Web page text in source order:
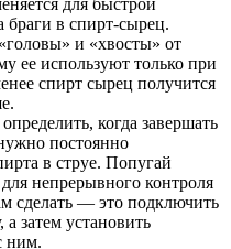
для быстрой
браги в спирт-сырец.
и «хвосты» от
ее используют только при
спирт сырец получится
когда завершать
постоянно
в струе. Попугай
непрерывного контроля
сделать — это подключить
затем установить
ним.